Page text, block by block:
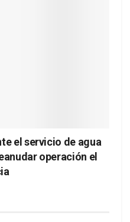
el servicio de agua
operación el